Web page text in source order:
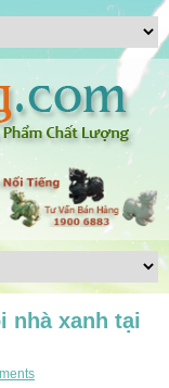
nhà xanh tại